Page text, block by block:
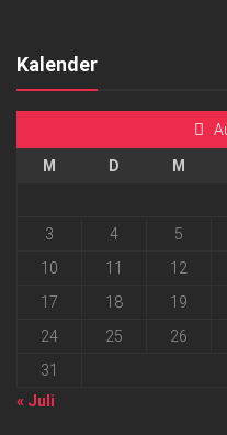
Kalender
M D M
3
4 5
10
11 12
17
18 19
24
25 26
31
« Juli